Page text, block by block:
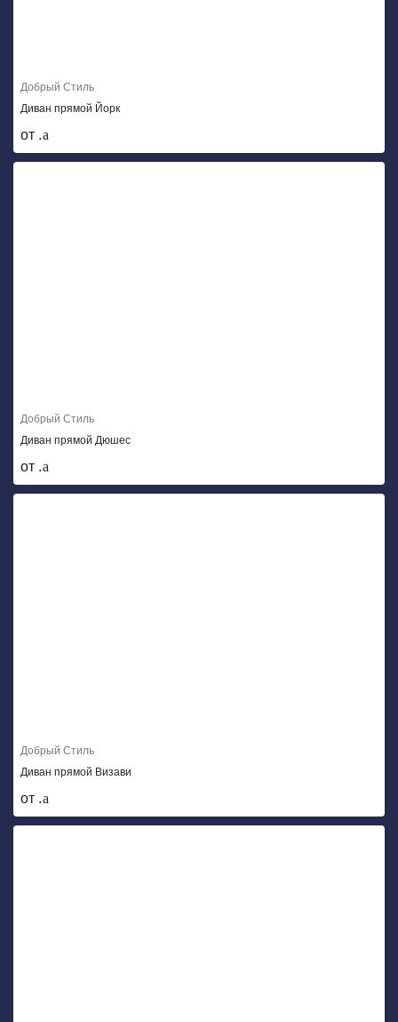
Добрый Стиль
Диван прямой Йорк
от .
Добрый Стиль
Диван прямой Дюшес
от .
Добрый Стиль
Диван прямой Визави
от .